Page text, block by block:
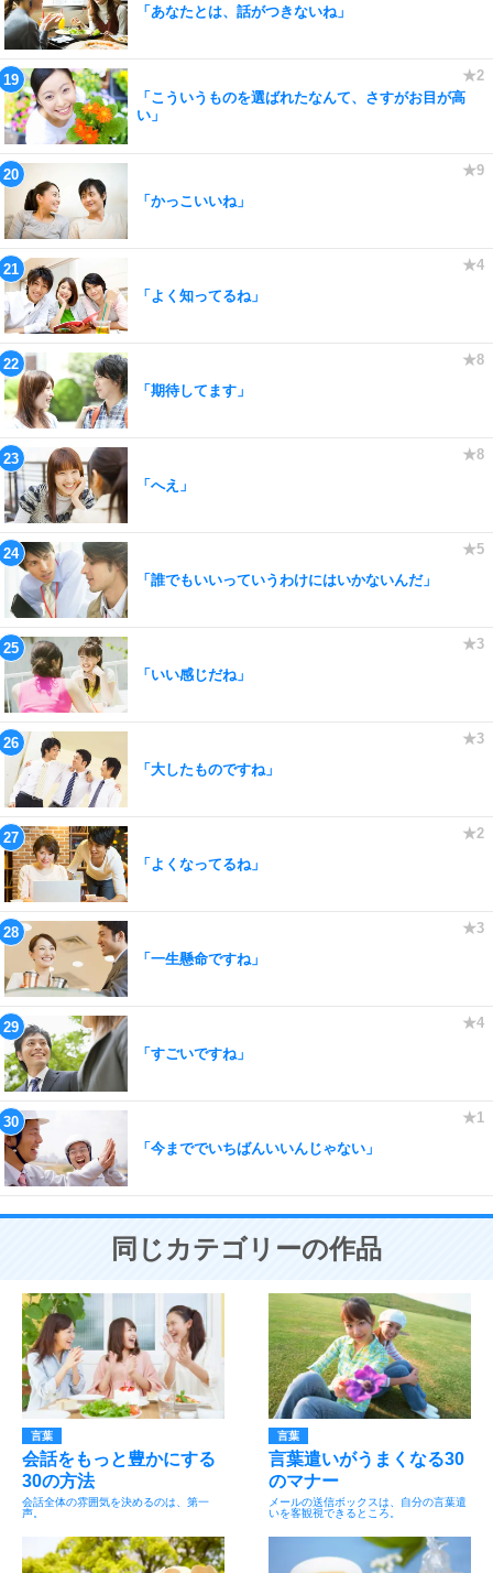
「あなたとは、話がつきないね」
「こういうものを選ばれたなんて、さすがお目が高
い」
「かっこいいね」
「よく知ってるね」
「期待してます」
「へえ」
「誰でもいいっていうわけにはいかないんだ」
「いい感じだね」
「大したものですね」
「よくなってるね」
「一生懸命ですね」
「すごいですね」
「今まででいちばんいいんじゃない」
同じカテゴリーの作品
言葉
会話をもっと豊かにする
30の方法
会話全体の雰囲気を決めるのは、第一
声。
言葉
言葉遣いがうまくなる30
のマナー
メールの送信ボックスは、自分の言葉遣
いを客観視できるところ。